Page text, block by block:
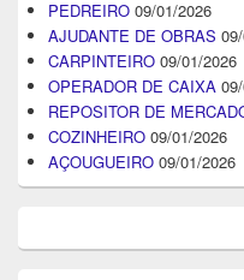
PEDREIRO 09/01/2026
AJUDANTE DE OBRAS
CARPINTEIRO 09/01/2026
OPERADOR DE CAIXA
REPOSITOR DE
COZINHEIRO 09/01/2026
AÇOUGUEIRO 09/01/2026